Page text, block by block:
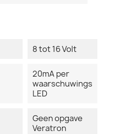
8 tot 16 Volt
20mA per
waarschuwings
LED
Geen opgave
Veratron